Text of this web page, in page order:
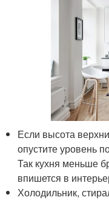
Если высота
опустите уровень
Так кухня меньше
впишется в
Холодильник,